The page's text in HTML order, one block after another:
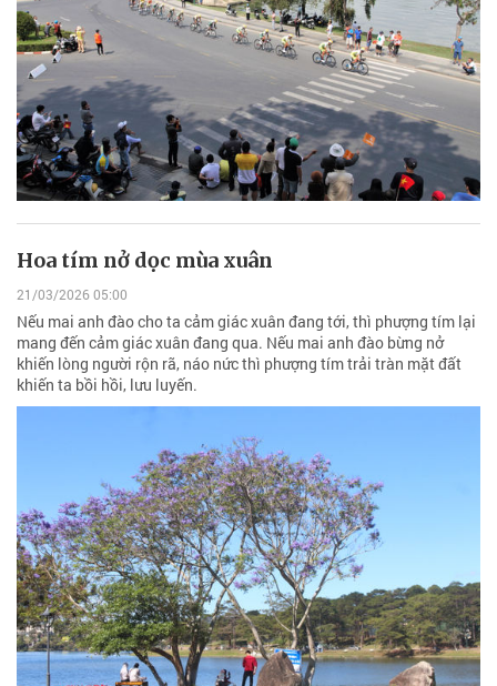
Hoa tím nở dọc mùa xuân
21/03/2026 05:00
Nếu mai anh đào cho ta cảm giác xuân đang tới, thì phượng tím lại
mang đến cảm giác xuân đang qua. Nếu mai anh đào bừng nở
khiến lòng người rộn rã, náo nức thì phượng tím trải tràn mặt đất
khiến ta bồi hồi, lưu luyến.